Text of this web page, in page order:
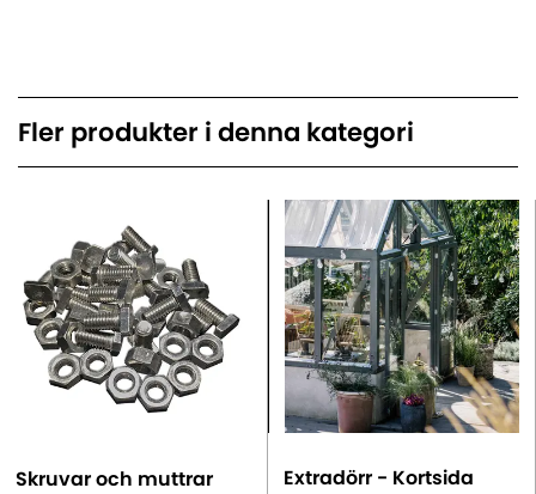
Fler produkter i denna kategori
Skruvar och muttrar Extradörr - Kortsida